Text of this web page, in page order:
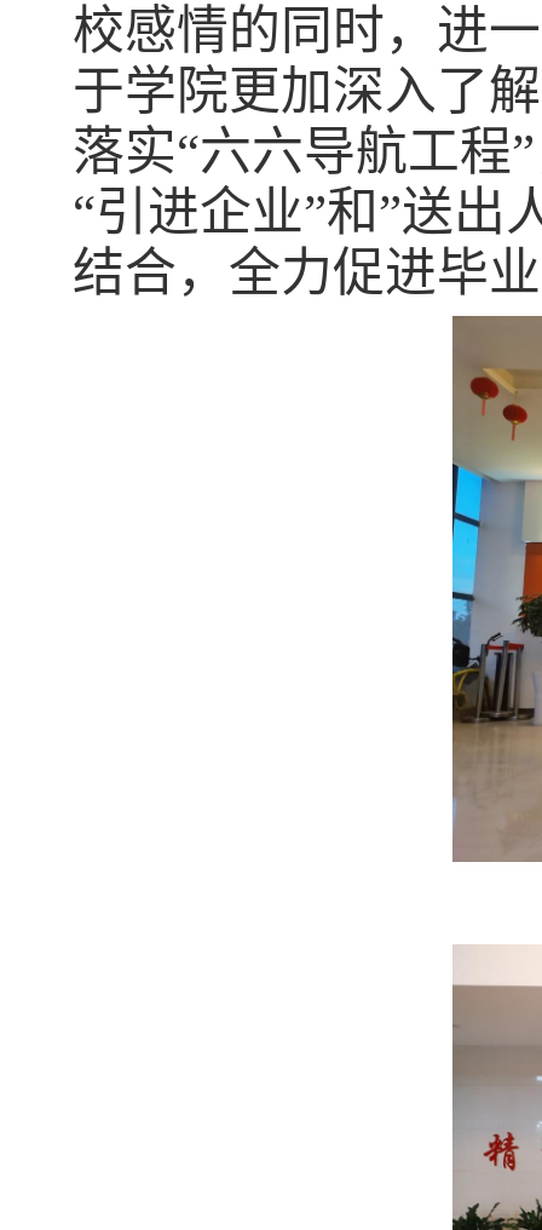
校感情的同时，进
于学院更加深入了
落实“六六导航工程
“引进企业”和”送出
结合，全力促进毕